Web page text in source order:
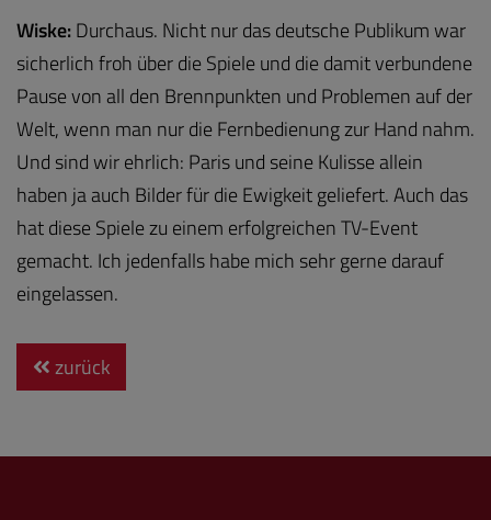
Wiske:Durchaus. Nicht nur das deutsche Publikum war
sicherlich froh über die Spiele und die damit verbundene
Pause von all den Brennpunkten und Problemen auf der
Welt, wenn man nur die Fernbedienung zur Hand nahm.
Und sind wir ehrlich: Paris und seine Kulisse allein
haben ja auch Bilder für die Ewigkeit geliefert. Auch das
hat diese Spiele zu einem erfolgreichen TV-Event
gemacht. Ich jedenfalls habe mich sehr gerne darauf
eingelassen.
zurück